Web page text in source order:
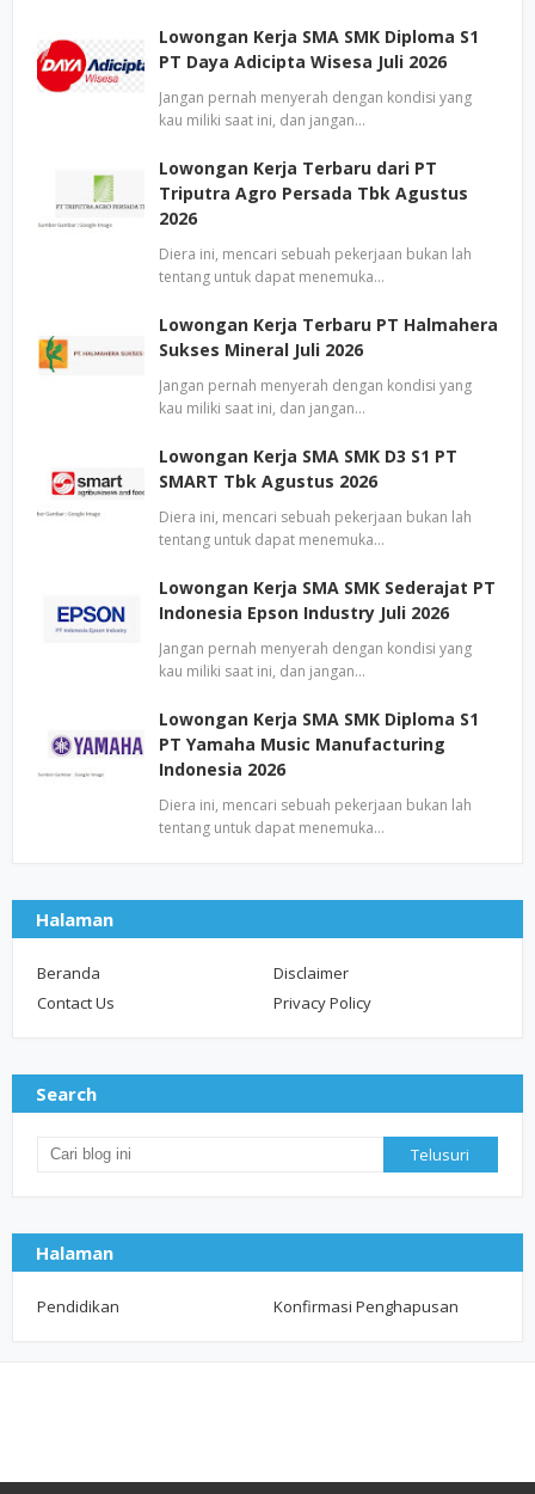
Lowongan Kerja SMA SMK Diploma S1
PT Daya Adicipta Wisesa Juli 2026
Jangan pernah menyerah dengan kondisi yang
kau miliki saat ini, dan jangan…
Lowongan Kerja Terbaru dari PT
Triputra Agro Persada Tbk Agustus
2026
Diera ini, mencari sebuah pekerjaan bukan lah
tentang untuk dapat menemuka…
Lowongan Kerja Terbaru PT Halmahera
Sukses Mineral Juli 2026
Jangan pernah menyerah dengan kondisi yang
kau miliki saat ini, dan jangan…
Lowongan Kerja SMA SMK D3 S1 PT
SMART Tbk Agustus 2026
Diera ini, mencari sebuah pekerjaan bukan lah
tentang untuk dapat menemuka…
Lowongan Kerja SMA SMK Sederajat PT
Indonesia Epson Industry Juli 2026
Jangan pernah menyerah dengan kondisi yang
kau miliki saat ini, dan jangan…
Lowongan Kerja SMA SMK Diploma S1
PT Yamaha Music Manufacturing
Indonesia 2026
Diera ini, mencari sebuah pekerjaan bukan lah
tentang untuk dapat menemuka…
Halaman
Beranda
Disclaimer
Contact Us
Privacy Policy
Search
Halaman
Pendidikan Konfirmasi Penghapusan